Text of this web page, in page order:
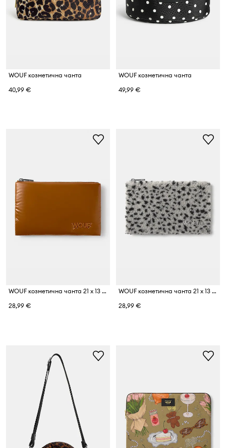
WOUF козметична чанта
40,99 €
WOUF козметична чанта
49,99 €
WOUF козметична чанта 21 x 13 cm
28,99 €
WOUF козметична чанта 21 x 13 cm
28,99 €